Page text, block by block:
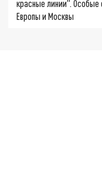
красные линии".
Европы и Москвы